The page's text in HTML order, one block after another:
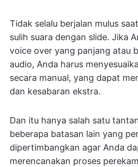
Tidak selalu berjalan mulus
sulih suara dengan slide. Jika
voice over yang panjang atau
audio, Anda harus
secara manual, yang dapat
dan kesabaran ekstra.
Dan itu hanya salah satu
beberapa batasan lain yang
dipertimbangkan agar Anda
merencanakan proses